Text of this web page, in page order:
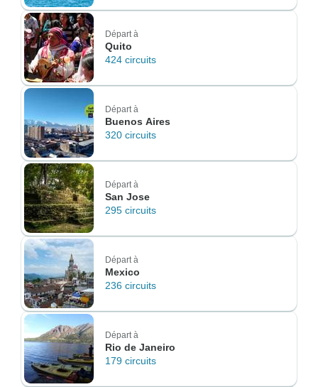
Départ à
Quito
424 circuits
Départ à
Buenos Aires
320 circuits
Départ à
San Jose
295 circuits
Départ à
Mexico
236 circuits
Départ à
Rio de Janeiro
179 circuits